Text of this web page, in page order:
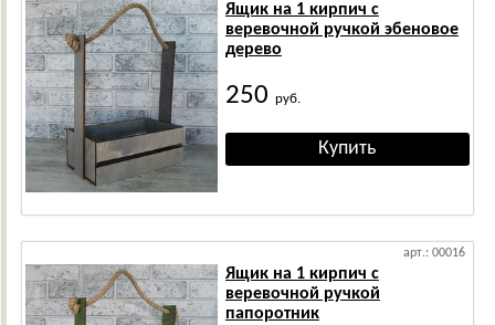
Ящик на 1 кирпич с
веревочной ручкой эбеновое
дерево
250 руб.
арт.: 00016
Ящик на 1 кирпич с
веревочной ручкой
папоротник